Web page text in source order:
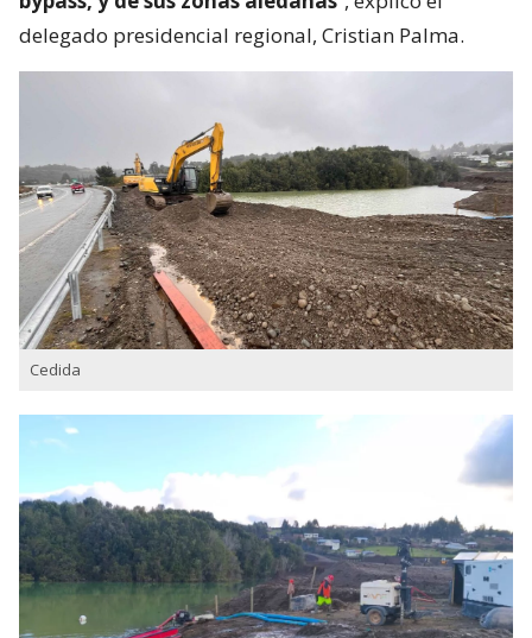
delegado presidencial regional, Cristian Palma.
Cedida